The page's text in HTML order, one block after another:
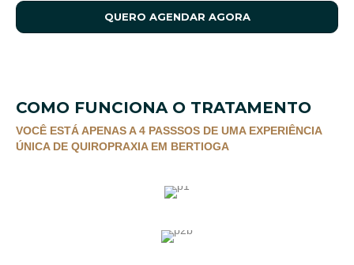
QUERO AGENDAR AGORA
COMO FUNCIONA O TRATAMENTO
VOCÊ ESTÁ APENAS A 4 PASSSOS DE UMA EXPERIÊNCIA
ÚNICA DE QUIROPRAXIA EM BERTIOGA